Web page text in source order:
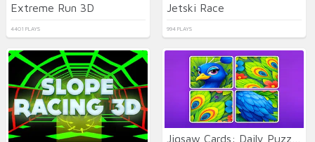
Extreme Run 3D
4401 PLAYS
Jetski Race
994 PLAYS